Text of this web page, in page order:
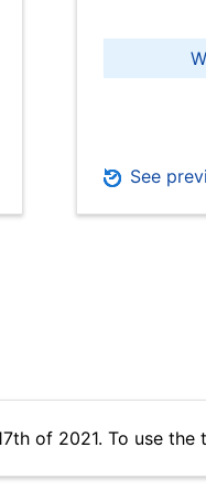
See
of 2021. To use